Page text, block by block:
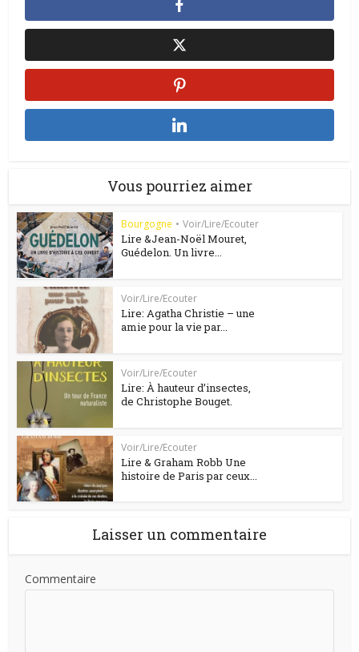
Vous pourriez aimer
Bourgogne • Voir/Lire/Ecouter
Lire &Jean-Noël Mouret,
Guédelon. Un livre...
Voir/Lire/Ecouter
Lire: Agatha Christie – une
amie pour la vie par...
Voir/Lire/Ecouter
Lire: À hauteur d’insectes,
de Christophe Bouget.
Voir/Lire/Ecouter
Lire & Graham Robb Une
histoire de Paris par ceux...
Laisser un commentaire
Commentaire